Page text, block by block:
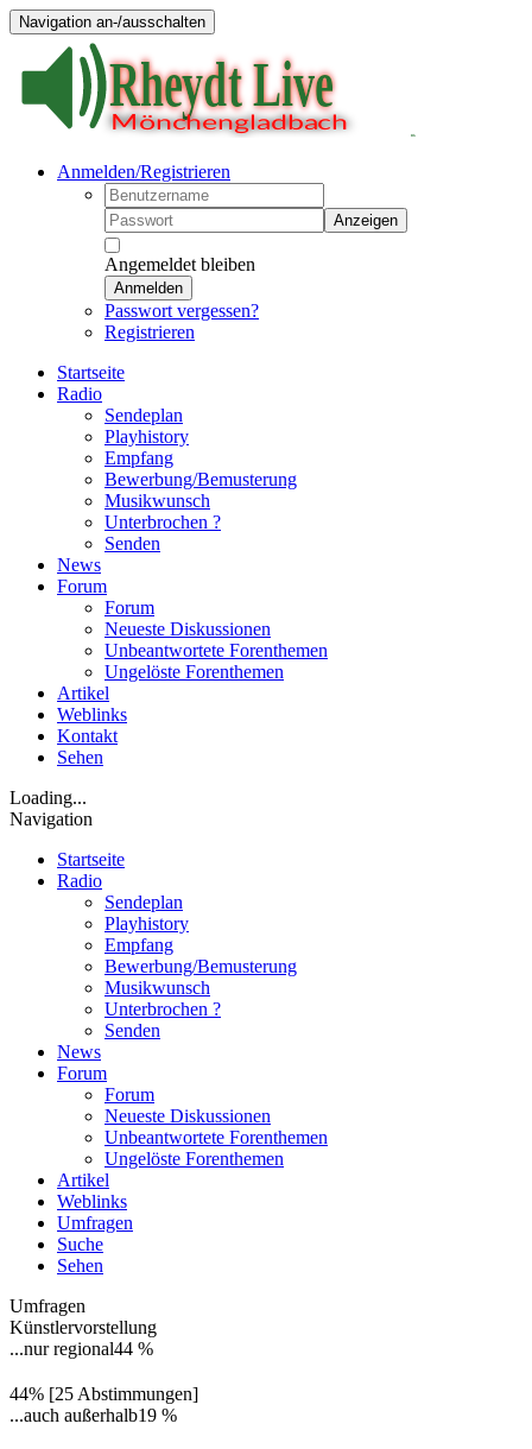
Navigation an-/ausschalten
Anmelden/Registrieren
Anzeigen
Angemeldet bleiben
Anmelden
Passwort vergessen?
Registrieren
Startseite
Radio
Sendeplan
Playhistory
Empfang
Bewerbung/Bemusterung
Musikwunsch
Unterbrochen ?
Senden
News
Forum
Forum
Neueste Diskussionen
Unbeantwortete Forenthemen
Ungelöste Forenthemen
Artikel
Weblinks
Kontakt
Sehen
Loading...
Navigation
Startseite
Radio
Sendeplan
Playhistory
Empfang
Bewerbung/Bemusterung
Musikwunsch
Unterbrochen ?
Senden
News
Forum
Forum
Neueste Diskussionen
Unbeantwortete Forenthemen
Ungelöste Forenthemen
Artikel
Weblinks
Umfragen
Suche
Sehen
Umfragen
Künstlervorstellung
...nur regional44 %
44% [25 Abstimmungen]
...auch außerhalb19 %